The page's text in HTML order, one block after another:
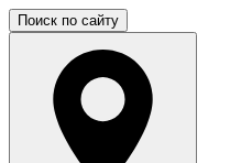
Поиск по сайту